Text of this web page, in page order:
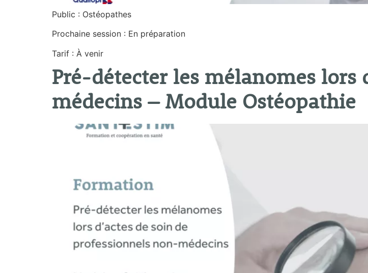
Public : Ostéopathes
Prochaine session : En préparation
Tarif : À venir
Pré-détecter les mélanomes lors
médecins – Module Ostéopathie